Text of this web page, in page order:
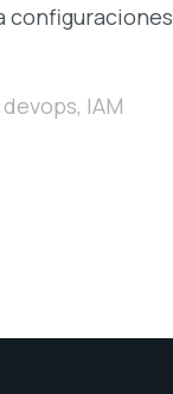
configuraciones
devops, IAM